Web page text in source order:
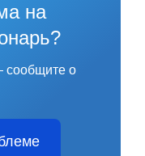
на
сообщите о